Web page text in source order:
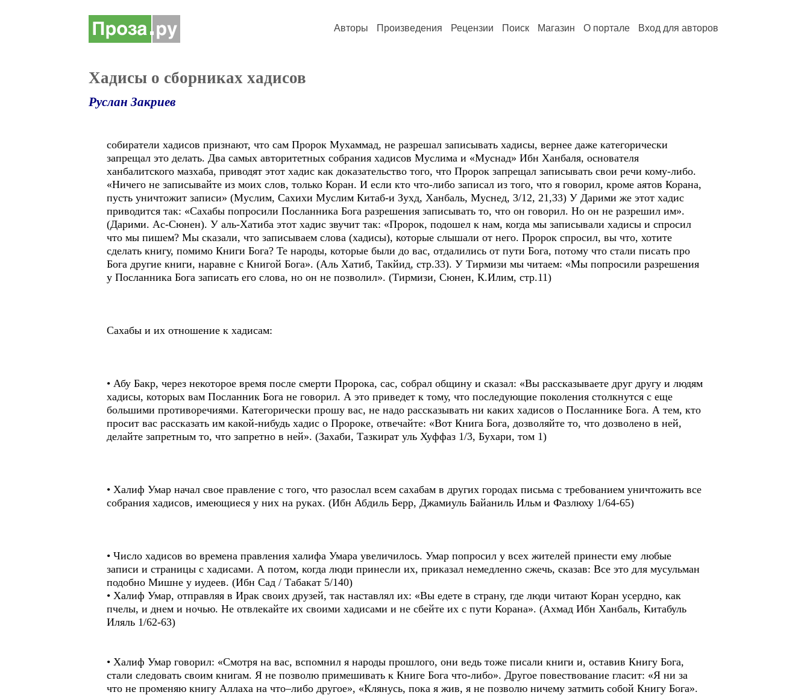
Авторы Произведения Рецензии Поиск Магазин О портале Вход для авторов
Хадисы о сборниках хадисов
Руслан Закриев
собиратели хадисов признают, что сам Пророк Мухаммад, не разрешал записывать хадисы, вернее даже категорически
запрещал это делать. Два самых авторитетных собрания хадисов Муслима и «Муснад» Ибн Ханбаля, основателя
ханбалитского мазхаба, приводят этот хадис как доказательство того, что Пророк запрещал записывать свои речи кому-либо.
«Ничего не записывайте из моих слов, только Коран. И если кто что-либо записал из того, что я говорил, кроме аятов Корана,
пусть уничтожит записи» (Муслим, Сахихи Муслим Китаб-и Зухд, Ханбаль, Муснед, 3/12, 21,33) У Дарими же этот хадис
приводится так: «Сахабы попросили Посланника Бога разрешения записывать то, что он говорил. Но он не разрешил им».
(Дарими. Ас-Сюнен). У аль-Хатиба этот хадис звучит так: «Пророк, подошел к нам, когда мы записывали хадисы и спросил
что мы пишем? Мы сказали, что записываем слова (хадисы), которые слышали от него. Пророк спросил, вы что, хотите
сделать книгу, помимо Книги Бога? Те народы, которые были до вас, отдалились от пути Бога, потому что стали писать про
Бога другие книги, наравне с Книгой Бога». (Аль Хатиб, Такйид, стр.33). У Тирмизи мы читаем: «Мы попросили разрешения
у Посланника Бога записать его слова, но он не позволил». (Тирмизи, Сюнен, К.Илим, стр.11)
Сахабы и их отношение к хадисам:
• Абу Бакр, через некоторое время после смерти Пророка, сас, собрал общину и сказал: «Вы рассказываете друг другу и людям
хадисы, которых вам Посланник Бога не говорил. А это приведет к тому, что последующие поколения столкнутся с еще
большими противоречиями. Категорически прошу вас, не надо рассказывать ни каких хадисов о Посланнике Бога. А тем, кто
просит вас рассказать им какой-нибудь хадис о Пророке, отвечайте: «Вот Книга Бога, дозволяйте то, что дозволено в ней,
делайте запретным то, что запретно в ней». (Захаби, Тазкират уль Хуффаз 1/3, Бухари, том 1)
• Халиф Умар начал свое правление с того, что разослал всем сахабам в других городах письма с требованием уничтожить все
собрания хадисов, имеющиеся у них на руках. (Ибн Абдиль Берр, Джамиуль Байаниль Ильм и Фазлюху 1/64-65)
• Число хадисов во времена правления халифа Умара увеличилось. Умар попросил у всех жителей принести ему любые
записи и страницы с хадисами. А потом, когда люди принесли их, приказал немедленно сжечь, сказав: Все это для мусульман
подобно Мишне у иудеев. (Ибн Сад / Табакат 5/140)
• Халиф Умар, отправляя в Ирак своих друзей, так наставлял их: «Вы едете в страну, где люди читают Коран усердно, как
пчелы, и днем и ночью. Не отвлекайте их своими хадисами и не сбейте их с пути Корана». (Ахмад Ибн Ханбаль, Китабуль
Иляль 1/62-63)
• Халиф Умар говорил: «Смотря на вас, вспомнил я народы прошлого, они ведь тоже писали книги и, оставив Книгу Бога,
стали следовать своим книгам. Я не позволю примешивать к Книге Бога что-либо». Другое повествование гласит: «Я ни за
что не променяю книгу Аллаха на что–либо другое», «Клянусь, пока я жив, я не позволю ничему затмить собой Книгу Бога».